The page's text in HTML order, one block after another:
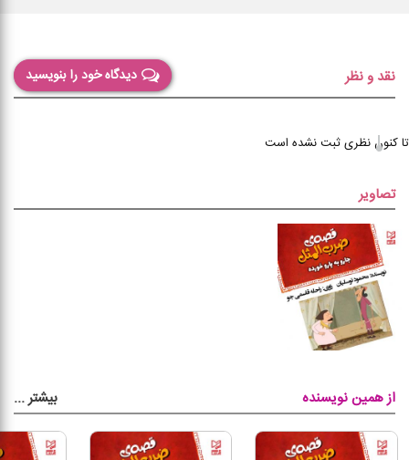
دیدگاه خود را بنویسید نقد و نظر
تا کنون نظری ثبت نشده است
تصاویر
از همین نویسنده بیشتر...